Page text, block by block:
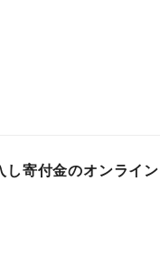
し寄付金のオンライン